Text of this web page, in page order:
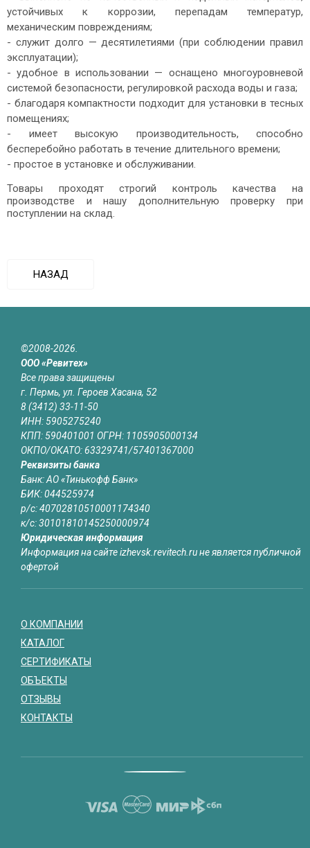
устойчивых к коррозии, перепадам температур,
механическим повреждениям;
- служит долго — десятилетиями (при соблюдении правил
эксплуатации);
- удобное в использовании — оснащено многоуровневой
системой безопасности, регулировкой расхода воды и газа;
- благодаря компактности подходит для установки в тесных
помещениях;
- имеет высокую производительность, способно
бесперебойно работать в течение длительного времени;
- простое в установке и обслуживании.
Товары проходят строгий контроль качества на
производстве и нашу дополнительную проверку при
поступлении на склад.
НАЗАД
©2008-2026.
ООО «Ревитех»
Все права защищены
г. Пермь, ул. Героев Хасана, 52
8 (3412) 33-11-50
ИНН: 5905275240
КПП: 590401001 ОГРН: 1105905000134
ОКПО/ОКАТО: 63329741/57401367000
Реквизиты банка
Банк: АО «Тинькофф Банк»
БИК: 044525974
р/с: 40702810510001174340
к/с: 30101810145250000974
Юридическая информация
Информация на сайте izhevsk.revitech.ru не является публичной
офертой
О КОМПАНИИ
КАТАЛОГ
СЕРТИФИКАТЫ
ОБЪЕКТЫ
ОТЗЫВЫ
КОНТАКТЫ